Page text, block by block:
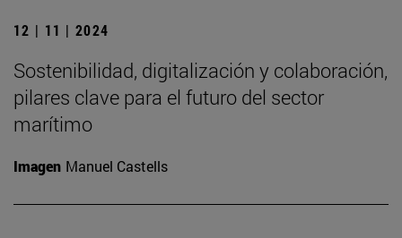
12 | 11 | 2024
Sostenibilidad, digitalización y colaboración,
pilares clave para el futuro del sector
marítimo
Imagen Manuel Castells